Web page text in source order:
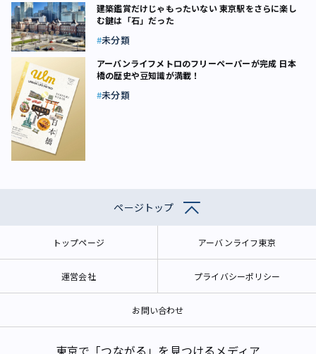
建築鑑賞だけじゃもったいない 東京駅をさらに楽し
む鍵は「石」だった
未分類
アーバンライフメトロのフリーペーパーが完成 日本
橋の歴史や豆知識が満載！
未分類
ページトップ
トップページ アーバンライフ東京
運営会社 プライバシーポリシー
お問い合わせ
東京で「つながる」を見つけるメディア